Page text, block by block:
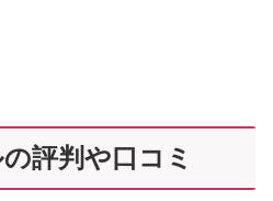
評判や口コミ